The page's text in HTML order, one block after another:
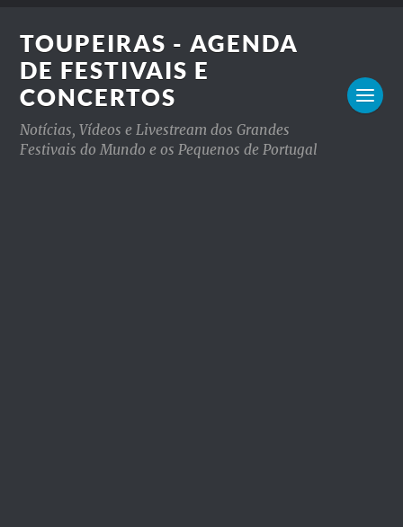
TOUPEIRAS - AGENDA
DE FESTIVAIS E
CONCERTOS
Notícias, Vídeos e Livestream dos Grandes
Festivais do Mundo e os Pequenos de Portugal